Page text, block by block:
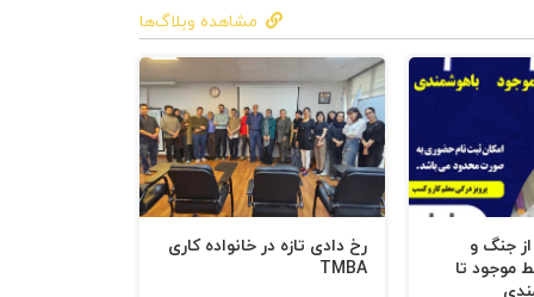
مشاهده وبلاگ‌ها
از جنگ و
موجود تا
رخ دادی تازه در خانواده کاری
TMBA